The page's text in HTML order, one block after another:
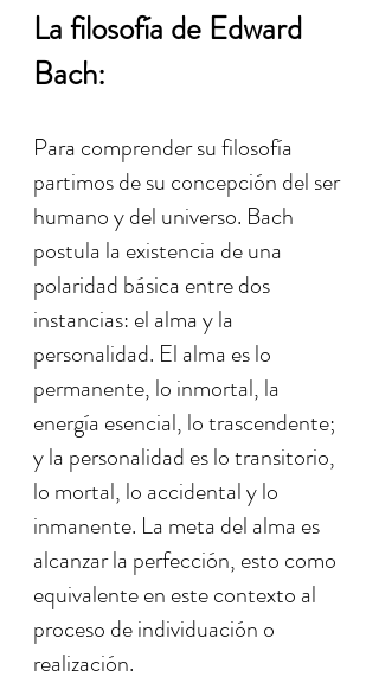
La filosofía de Edward
Bach:
Para comprender su filosofía
partimos de su concepción del ser
humano y del universo. Bach
postula la existencia de una
polaridad básica entre dos
instancias: el alma y la
personalidad. El alma es lo
permanente, lo inmortal, la
energía esencial, lo trascendente;
y la personalidad es lo transitorio,
lo mortal, lo accidental y lo
inmanente. La meta del alma es
alcanzar la perfección, esto como
equivalente en este contexto al
proceso de individuación o
realización.